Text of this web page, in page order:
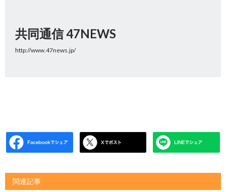
共同通信 47NEWS
http://www.47news.jp/
関連記事